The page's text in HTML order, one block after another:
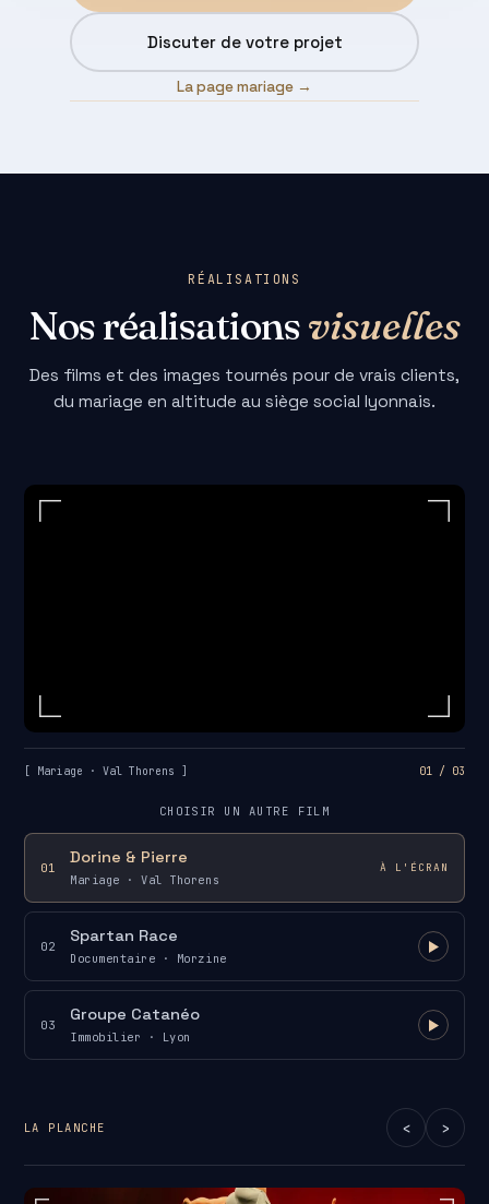
Discuter de votre projet
La page mariage →
RÉALISATIONS
Nos réalisationsvisuelles
Des films et des images tournés pour de vrais clients,
du mariage en altitude au siège social lyonnais.
[ Mariage · Val Thorens ] 01 / 03
CHOISIR UN AUTRE FILM
01
Dorine & Pierre
Mariage · Val Thorens
À L'ÉCRAN
02
Spartan Race
Documentaire · Morzine
03
Groupe Catanéo
Immobilier · Lyon
LA PLANCHE ‹ ›